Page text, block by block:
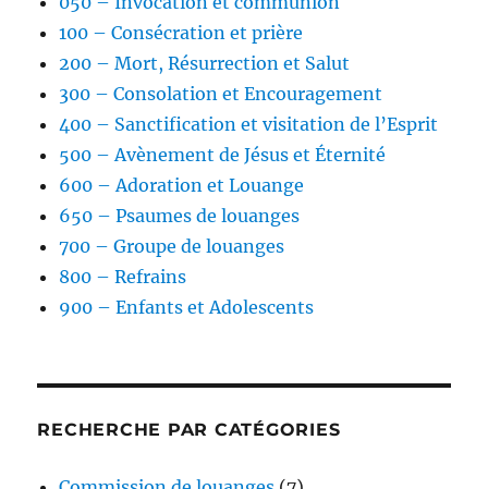
100 – Consécration et prière
200 – Mort, Résurrection et Salut
300 – Consolation et Encouragement
400 – Sanctification et visitation de l’Esprit
500 – Avènement de Jésus et Éternité
600 – Adoration et Louange
650 – Psaumes de louanges
700 – Groupe de louanges
800 – Refrains
900 – Enfants et Adolescents
RECHERCHE PAR CATÉGORIES